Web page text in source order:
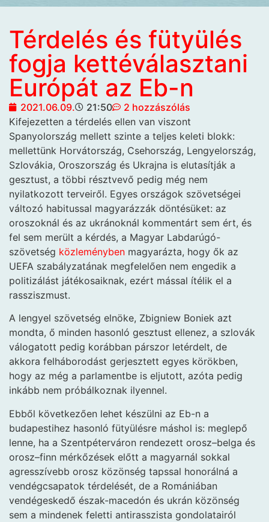
Térdelés és fütyülés
fogja kettéválasztani
Európát az Eb-n
2021.06.09. 21:50
2 hozzászólás
Kifejezetten a térdelés ellen van viszont
Spanyolország mellett szinte a teljes keleti blokk:
mellettünk Horvátország, Csehország, Lengyelország,
Szlovákia, Oroszország és Ukrajna is elutasítják a
gesztust, a többi résztvevő pedig még nem
nyilatkozott terveiről. Egyes országok szövetségei
változó habitussal magyarázzák döntésüket: az
oroszoknál és az ukránoknál kommentárt sem ért, és
fel sem merült a kérdés, a Magyar Labdarúgó-
szövetség közleményben magyarázta, hogy ők az
UEFA szabályzatának megfelelően nem engedik a
politizálást játékosaiknak, ezért mással ítélik el a
rassziszmust.
A lengyel szövetség elnöke, Zbigniew Boniek azt
mondta, ő minden hasonló gesztust ellenez, a szlovák
válogatott pedig korábban párszor letérdelt, de
akkora felháborodást gerjesztett egyes körökben,
hogy az még a parlamentbe is eljutott, azóta pedig
inkább nem próbálkoznak ilyennel.
Ebből következően lehet készülni az Eb-n a
budapestihez hasonló fütyülésre máshol is: meglepő
lenne, ha a Szentpéterváron rendezett orosz–belga és
orosz–finn mérkőzések előtt a magyarnál sokkal
agresszívebb orosz közönség tapssal honorálná a
vendégcsapatok térdelését, de a Romániában
vendégeskedő észak-macedón és ukrán közönség
sem a mindenek feletti antirasszista gondolatairól